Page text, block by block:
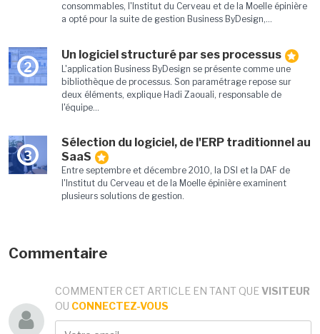
consommables, l'Institut du Cerveau et de la Moelle épinière
a opté pour la suite de gestion Business ByDesign,...
2
Un logiciel structuré par ses processus
L'application Business ByDesign se présente comme une
bibliothèque de processus. Son paramétrage repose sur
deux éléments, explique Hadi Zaouali, responsable de
l'équipe...
3
Sélection du logiciel, de l'ERP traditionnel au
SaaS
Entre septembre et décembre 2010, la DSI et la DAF de
l'Institut du Cerveau et de la Moelle épinière examinent
plusieurs solutions de gestion.
Commentaire
COMMENTER CET ARTICLE EN TANT QUE VISITEUR
OU CONNECTEZ-VOUS